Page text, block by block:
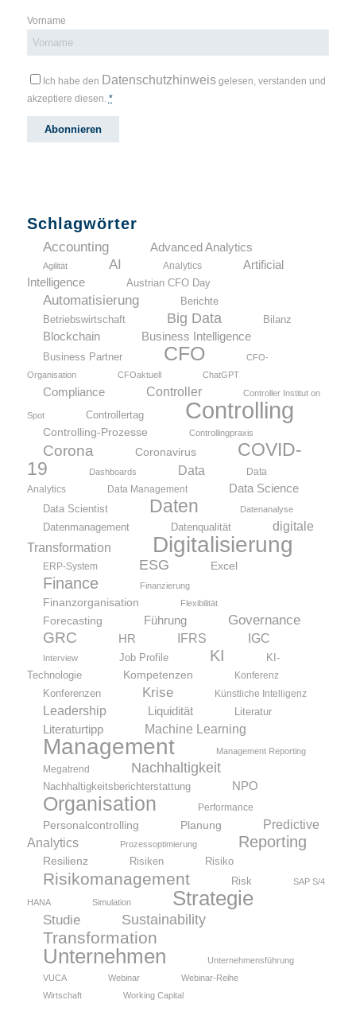
Vorname
Ich habe den Datenschutzhinweisgelesen, verstanden und
akzeptiere diesen. *
Schlagwörter
Accounting Advanced Analytics
Agilität AI Analytics
Artificial
Intelligence
Austrian CFO Day
Automatisierung
Berichte
Betriebswirtschaft
Big Data Bilanz
Blockchain Business Intelligence
Business Partner CFO
CFO-
Organisation
CFOaktuell ChatGPT
Compliance Controller Controller Institut on
Spot Controllertag Controlling
Controlling-Prozesse Controllingpraxis
Corona Coronavirus
COVID-
19
Dashboards Data
Data
Analytics
Data Management Data Science
Data Scientist Daten Datenanalyse
Datenmanagement Datenqualität
digitale
Transformation
Digitalisierung
ERP-System ESG Excel
Finance Finanzierung
Finanzorganisation Flexibilität
Forecasting Führung Governance
GRC HR IFRS IGC
Interview Job Profile KI
KI-
Technologie
Kompetenzen
Konferenz
Konferenzen
Krise Künstliche Intelligenz
Leadership Liquidität Literatur
Literaturtipp Machine Learning
Management Management Reporting
Megatrend Nachhaltigkeit
Nachhaltigkeitsberichterstattung NPO
Organisation Performance
Personalcontrolling Planung
Predictive
Analytics
Prozessoptimierung Reporting
Resilienz Risiken Risiko
Risikomanagement Risk SAP S/4
HANA Simulation Strategie
Studie Sustainability
Transformation
Unternehmen
Unternehmensführung
VUCA
Webinar
Webinar-Reihe
Wirtschaft
Working Capital